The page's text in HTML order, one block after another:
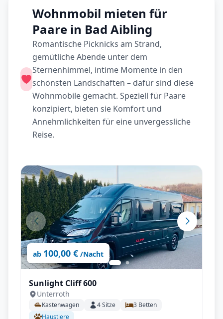
Wohnmobil mieten für
Paare in Bad Aibling
Romantische Picknicks am Strand,
gemütliche Abende unter dem
Sternenhimmel, intime Momente in den
schönsten Landschaften – dafür sind diese
Wohnmobile gemacht. Speziell für Paare
konzipiert, bieten sie Komfort und
Annehmlichkeiten für eine unvergessliche
Reise.
ab 100,00 € /Nacht
Sunlight Cliff 600
Unterroth
Kastenwagen 4Sitze 3 Betten
Haustiere